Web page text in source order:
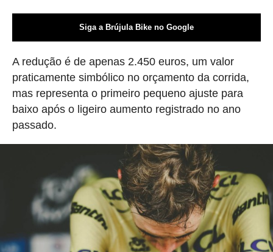
Siga a Brújula Bike no Google
A redução é de apenas 2.450 euros, um valor
praticamente simbólico no orçamento da corrida,
mas representa o primeiro pequeno ajuste para
baixo após o ligeiro aumento registrado no ano
passado.